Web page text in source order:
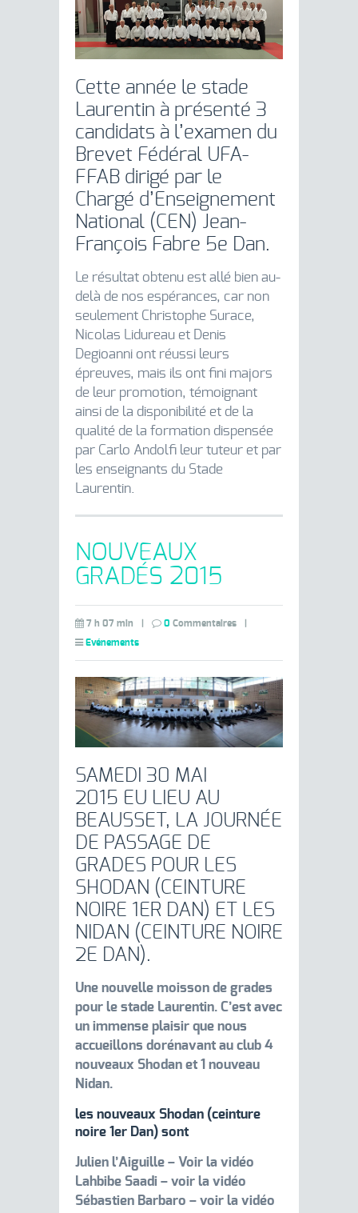
Cette année le stade
Laurentin à présenté 3
candidats à l’examen du
Brevet Fédéral UFA-
FFAB dirigé par le
Chargé d’Enseignement
National (CEN) Jean-
François Fabre 5e Dan.
Le résultat obtenu est allé bien au-
delà de nos espérances, car non
seulement Christophe Surace,
Nicolas Lidureau et Denis
Degioanni ont réussi leurs
épreuves, mais ils ont fini majors
de leur promotion, témoignant
ainsi de la disponibilité et de la
qualité de la formation dispensée
par Carlo Andolfi leur tuteur et par
les enseignants du Stade
Laurentin.
NOUVEAUX
GRADÉS 2015
7 h 07 min 0 Commentaires
Evénements
SAMEDI 30 MAI
2015 EU LIEU AU
BEAUSSET, LA JOURNÉE
DE PASSAGE DE
GRADES POUR LES
SHODAN (CEINTURE
NOIRE 1ER DAN) ET LES
NIDAN (CEINTURE NOIRE
2E DAN).
Une nouvelle moisson de grades
pour le stade Laurentin. C’est avec
un immense plaisir que nous
accueillons dorénavant au club 4
nouveaux Shodan et 1 nouveau
Nidan.
les nouveaux Shodan (ceinture
noire 1er Dan) sont
Julien l’Aiguille – Voir la vidéo
Lahbibe Saadi – voir la vidéo
Sébastien Barbaro – voir la vidéo